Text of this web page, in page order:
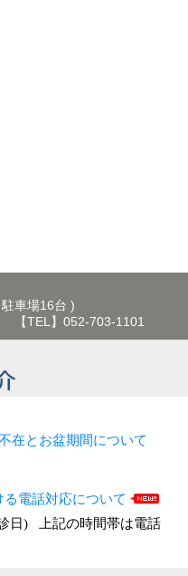
車場16台 )
【TEL】052-703-1101